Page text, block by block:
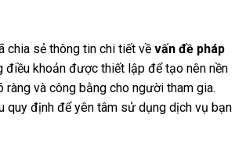
chia sẻ thông tin chi tiết về vấn đề pháp
điều khoản được thiết lập để tạo nên nền
ràng và công bằng cho người tham gia.
quy định để yên tâm sử dụng dịch vụ bạn